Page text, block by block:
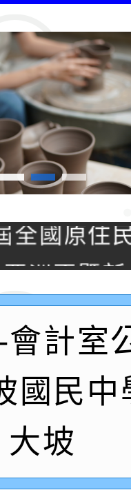
府交通局
鼓勵民眾
存摺2.0
，請參閱
全國原住
洲盃暨
賽
年度學生
牌愛／
頒獎典禮
防空演習
造教育
研習
會計室
國民
大坡